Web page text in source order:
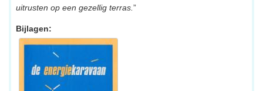
uitrusten op een gezellig terras. ”
Bijlagen: